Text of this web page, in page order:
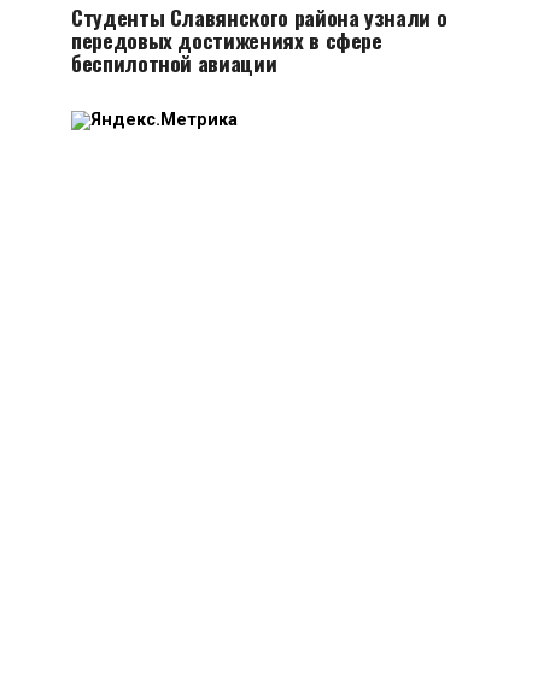
Студенты Славянского района узнали о
передовых достижениях в сфере
беспилотной авиации